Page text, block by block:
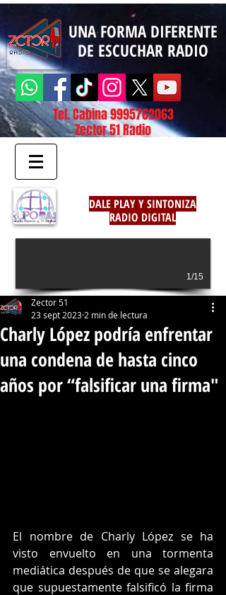
UNA FORMA DIFERENTE
DE ESCUCHAR RADIO
Tel. Cabina9995762063
Zector 51 Radio
DALE PLAY Y SINTONIZA
RADIO DIGITAL
1/15
Charly López podría enfrentar
una condena de hasta cinco
años por “falsificar una firma"
Zector 51
23 sept 2023 2 min de lectura
El nombre de Charly López se ha
visto envuelto en una tormenta
mediática después de que se alegara
que supuestamente falsificó la firma